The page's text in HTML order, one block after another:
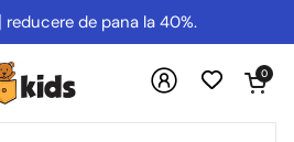
reducere de pana la 40%.
Deschideți
0